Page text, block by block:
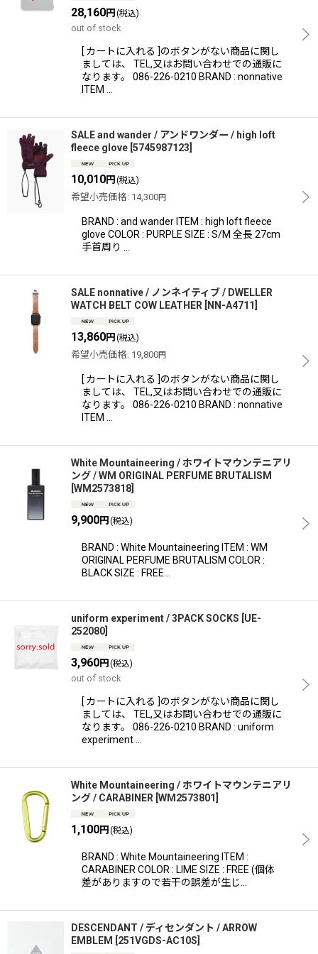
28,160円 (税込)
out of stock
[ カートに入れる ]のボタンがない商品に関し
ましては、 TEL,又はお問い合わせでの通販に
なります。 086-226-0210 BRAND : nonnative
ITEM …
SALE and wander / アンドワンダー / high loft
fleece glove 5745987123
10,010円 (税込)
希望小売価格: 14,300円
BRAND : and wander ITEM : high loft fleece
glove COLOR : PURPLE SIZE : S/M 全長 27cm
手首周り …
SALE nonnative / ノンネイティブ / DWELLER
WATCH BELT COW LEATHER
NN-A4711
13,860円 (税込)
希望小売価格: 19,800円
[ カートに入れる ]のボタンがない商品に関し
ましては、 TEL,又はお問い合わせでの通販に
なります。 086-226-0210 BRAND : nonnative
ITEM …
White Mountaineering / ホワイトマウンテニアリ
ング / WM ORIGINAL PERFUME BRUTALISM
WM2573818
9,900円 (税込)
BRAND : White Mountaineering ITEM : WM
ORIGINAL PERFUME BRUTALISM COLOR :
BLACK SIZE : FREE…
uniform experiment / 3PACK SOCKS UE-
252080
3,960円 (税込)
out of stock
[ カートに入れる ]のボタンがない商品に関し
ましては、 TEL,又はお問い合わせでの通販に
なります。 086-226-0210 BRAND : uniform
experiment …
White Mountaineering / ホワイトマウンテニアリ
ング / CARABINER WM2573801
1,100円 (税込)
BRAND : White Mountaineering ITEM :
CARABINER COLOR : LIME SIZE : FREE (個体
差がありますので若干の誤差が生じ…
DESCENDANT / ディセンダント / ARROW
EMBLEM
251VGDS-AC10S